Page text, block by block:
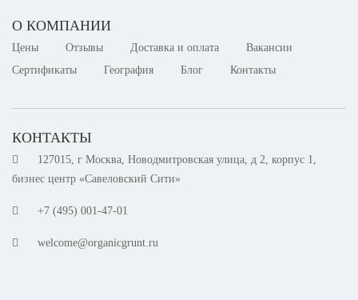
О КОМПАНИИ
Цены Отзывы Доставка и оплата
Вакансии
Сертификаты
География Блог Контакты
КОНТАКТЫ
127015, г Москва, Новодмитровская улица, д 2, корпус 1,
бизнес центр «Савеловский Сити»
+7 (495) 001-47-01
welcome@organicgrunt.ru